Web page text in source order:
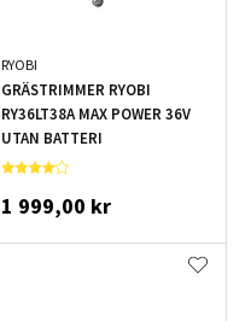
RYOBI
GRÄSTRIMMER RYOBI
RY36LT38A MAX POWER 36V
UTAN BATTERI
1 999,00 kr